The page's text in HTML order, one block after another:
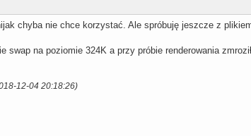
chyba nie chce korzystać. Ale spróbuję jeszcze z
swap na poziomie 324K a przy próbie renderowania
12-04 20:18:26)